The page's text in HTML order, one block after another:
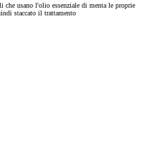
che usano l'olio essenziale di menta le proprie
staccato il trattamento